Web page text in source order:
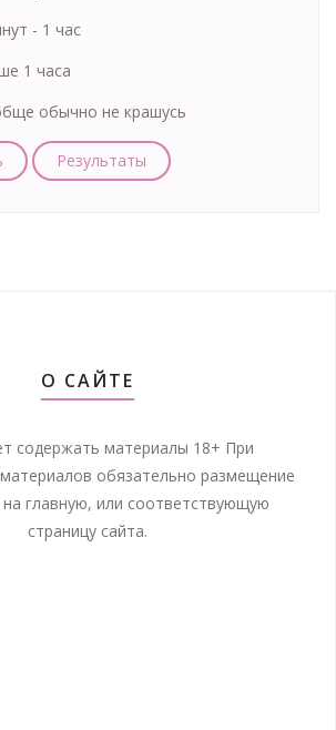
- 1 час
1 часа
обычно не крашусь
Результаты
О САЙТЕ
содержать материалы 18+ При
обязательно размещение
на главную, или соответствующую
страницу сайта.